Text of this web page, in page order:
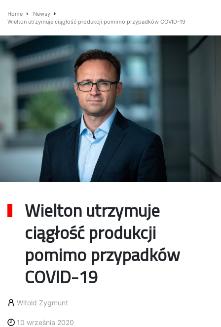
Home
Newsy
Wielton utrzymuje ciągłość produkcji pomimo przypadków COVID-19
Wielton utrzymuje
ciągłość produkcji
pomimo przypadków
COVID-19
Witold Zygmunt
10 września 2020